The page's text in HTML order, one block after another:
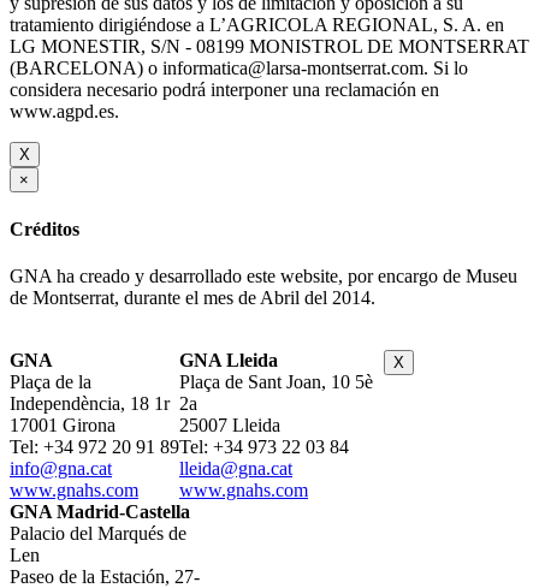
tratamiento dirigiéndose a L’AGRICOLA REGIONAL, S. A. en
LG MONESTIR, S/N - 08199 MONISTROL DE MONTSERRAT
(BARCELONA) o informatica@larsa-montserrat.com. Si lo
considera necesario podrá interponer una reclamación en
www.agpd.es.
X
×
Créditos
GNA ha creado y desarrollado este website, por encargo de Museu
de Montserrat, durante el mes de Abril del 2014.
GNA
Plaça de la
Independència, 18 1r
17001 Girona
Tel: +34 972 20 91 89
info@gna.cat
www.gnahs.com
GNA Lleida
Plaça de Sant Joan, 10 5è
2a
25007 Lleida
Tel: +34 973 22 03 84
lleida@gna.cat
www.gnahs.com
GNA Madrid-Castella
Palacio del Marqués de
Len
Paseo de la Estación, 27-
X